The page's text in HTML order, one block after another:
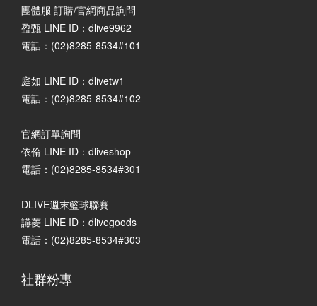
團體服 訂購/官網商品詢問
盈甄 LINE ID：dlive9962
電話：(02)8285-8534#101
庭如 LINE ID：dlivetw1
電話：(02)8285-8534#102
官網訂單詢問
依倫 LINE ID：dliveshop
電話：(02)8285-8534#301
DLIVE週末籃球聯賽
讌菱 LINE ID：dlivegoods
電話：(02)8285-8534#303
社群粉專